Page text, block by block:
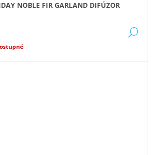
NOBLE FIR GARLAND DIFÚZOR